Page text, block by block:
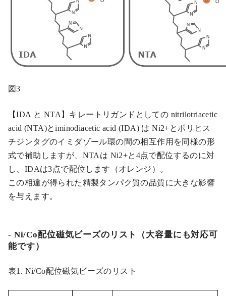
図3
【IDA と NTA】キレートリガンドとしての nitrilotriacetic
acid (NTA)とiminodiacetic acid (IDA) は Ni2+とポリヒス
チジンタグのイミダゾール環の間の相互作用を同様の形
式で補助しますが、NTAは Ni2+と4点で配位するのに対
し、IDAは3点で配位します（オレンジ）。
この相違が得られた精製タンパク質の品質に大きな影響
を与えます。
Ni/Co配位磁気ビーズのリスト（大容量にも対応可
能です）
表1. Ni/Co配位磁気ビーズのリスト